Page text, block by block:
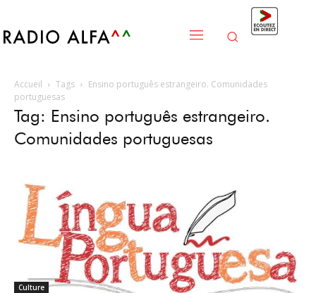
Accueil Tags
Ensino português estrangeiro. Comunidades
portuguesas
Tag: Ensino português estrangeiro.
Comunidades portuguesas
Culture